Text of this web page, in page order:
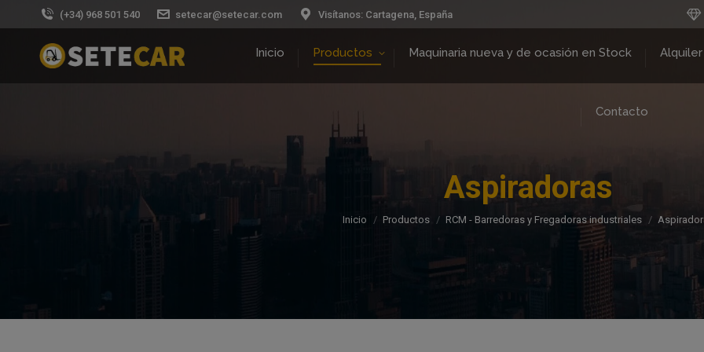
(+34) 968 501 540 setecar@setecar.com Visítanos: Cartagena, España
Inicio Productos Maquinaria nueva y de ocasión en Stock Alquiler
Contacto
Aspiradoras
Estás aquí:
Inicio Productos RCM - Barredoras y Fregadoras industriales